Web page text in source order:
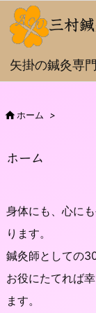
三村
矢掛の鍼灸専
ホーム >
ホーム
身体にも、心に
ります。
鍼灸師としての
お役にたてれば
ます。